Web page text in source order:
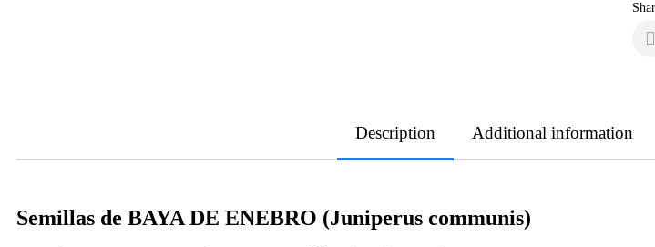
Description Additional information
Semillas de BAYA DE ENEBRO (Juniperus communis)